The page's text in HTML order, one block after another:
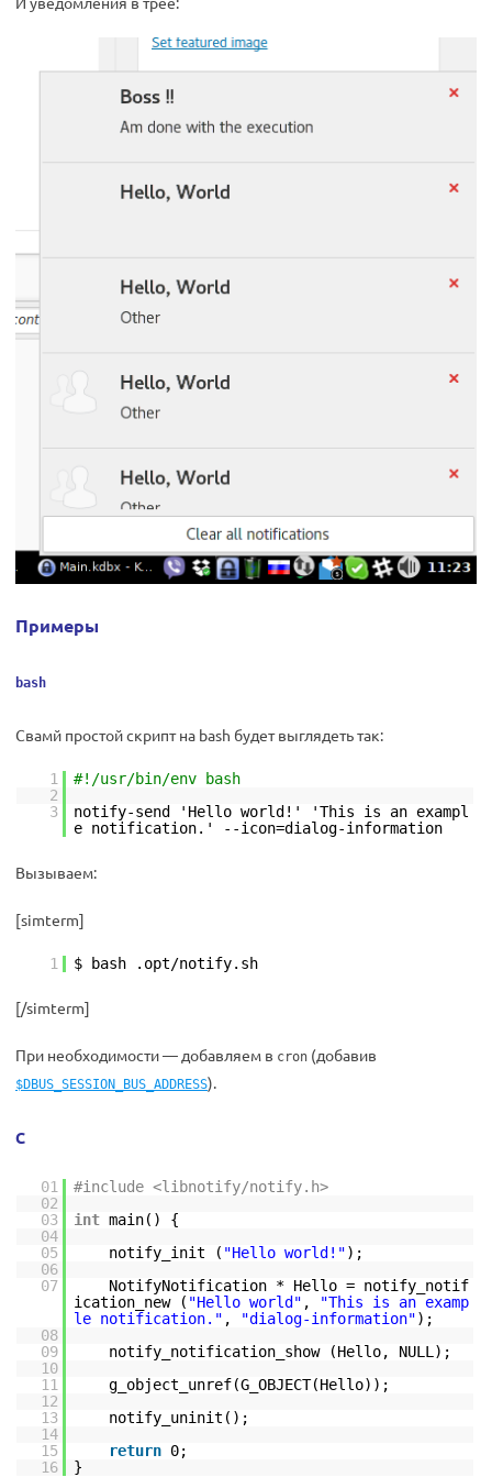
Примеры
bash
Свамй простой скрипт на bash будет выглядеть так:
1
#!/usr/bin/env bash
2
3
notify-send 'Hello world!' 'This is an exampl
e notification.' --icon=dialog-information
Вызываем:
[simterm]
1 $ bash .opt/notify.sh
[/simterm]
При необходимости — добавляем в cron (добавив
$DBUS_SESSION_BUS_ADDRESS).
C
01
#include <libnotify/notify.h>
02
03
int main() {
04
05
notify_init ( "Hello world!");
06
07
NotifyNotification * Hello = notify_notif
ication_new ( "Hello world" ,
"This is an examp
le notification." , "dialog-information");
08
09
notify_notification_show (Hello, NULL);
10
11
g_object_unref(G_OBJECT(Hello));
12
13
notify_uninit();
14
15
return 0;
16
}